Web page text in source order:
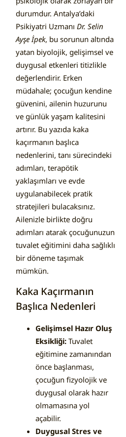
durumdur. Antalya’daki
Psikiyatri Uzmanı Dr. Selin
Ayşe İpek, bu sorunun altında
yatan biyolojik, gelişimsel ve
duygusal etkenleri titizlikle
değerlendirir. Erken
müdahale; çocuğun kendine
güvenini, ailenin huzurunu
ve günlük yaşam kalitesini
artırır. Bu yazıda kaka
kaçırmanın başlıca
nedenlerini, tanı sürecindeki
adımları, terapötik
yaklaşımları ve evde
uygulanabilecek pratik
stratejileri bulacaksınız.
Ailenizle birlikte doğru
adımları atarak çocuğunuzun
tuvalet eğitimini daha sağlıklı
bir döneme taşımak
mümkün.
Kaka Kaçırmanın
Başlıca Nedenleri
Gelişimsel Hazır Oluş
Eksikliği: Tuvalet
eğitimine zamanından
önce başlanması,
çocuğun fizyolojik ve
duygusal olarak hazır
olmamasına yol
açabilir.
Duygusal Stres ve